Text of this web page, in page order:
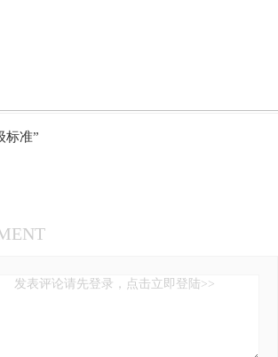
标准”
发表评论请先登录，点击立即登陆>>